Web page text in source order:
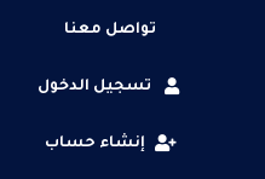
تواصل معنا
تسجيل الدخول
إنشاء حساب